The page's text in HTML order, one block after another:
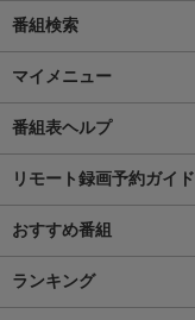
番組検索
マイメニュー
番組表ヘルプ
リモート録画予約ガイド
おすすめ番組
ランキング